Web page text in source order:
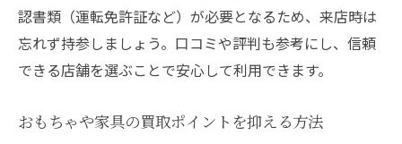
認書類（運転免許証など）が必要となるため、来店時は
忘れず持参しましょう。口コミや評判も参考にし、信頼
できる店舗を選ぶことで安心して利用できます。
おもちゃや家具の買取ポイントを抑える方法